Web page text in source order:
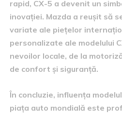
rapid, CX-5 a devenit un
inovației. Mazda a reușit să
variate ale piețelor
personalizate ale modelului
nevoilor locale, de la
de confort și siguranță.
În concluzie, influența
piața auto mondială este